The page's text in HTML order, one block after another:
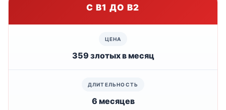
С B1 ДО B2
359 злотых в месяц
6 месяцев